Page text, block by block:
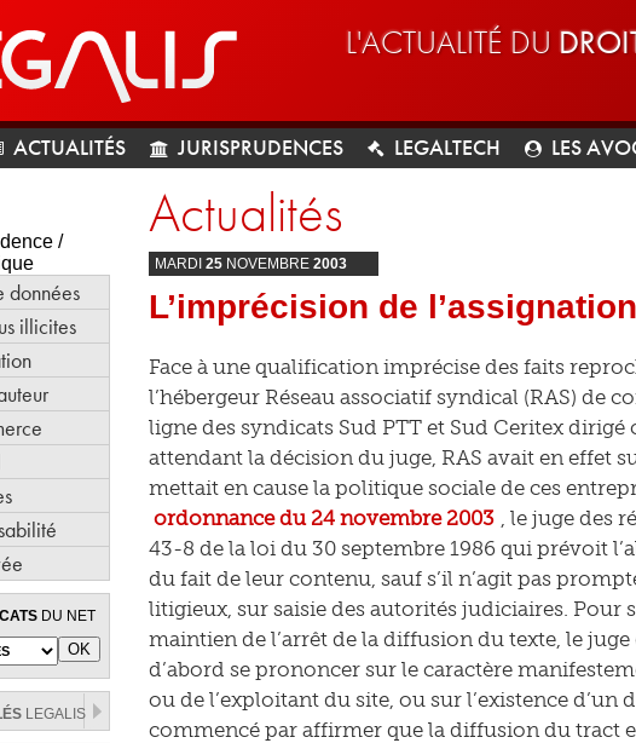
L'ACTUALITÉ DU
ACTUALITÉS JURISPRUDENCES LEGALTECH LES
/
données
illicites
DU NET
LEGALIS
Actualités
MARDI 25 NOVEMBRE 2003
L’imprécision de
Face à une qualification imprécise des faits
l’hébergeur Réseau associatif syndical (RAS) de
ligne des syndicats Sud PTT et Sud Ceritex
attendant la décision du juge, RAS avait en effet
mettait en cause la politique sociale de ces
ordonnance du 24 novembre 2003 , le juge des
43-8 de la loi du 30 septembre 1986 qui prévoit
du fait de leur contenu, sauf s’il n’agit pas
litigieux, sur saisie des autorités judiciaires.
maintien de l’arrêt de la diffusion du texte, le
d’abord se prononcer sur le caractère
ou de l’exploitant du site, ou sur l’existence
commencé par affirmer que la diffusion du tract